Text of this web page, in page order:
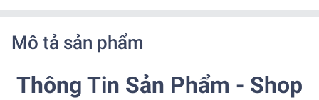
Mô tả sản phẩm
Thông Tin Sản Phẩm - Shop